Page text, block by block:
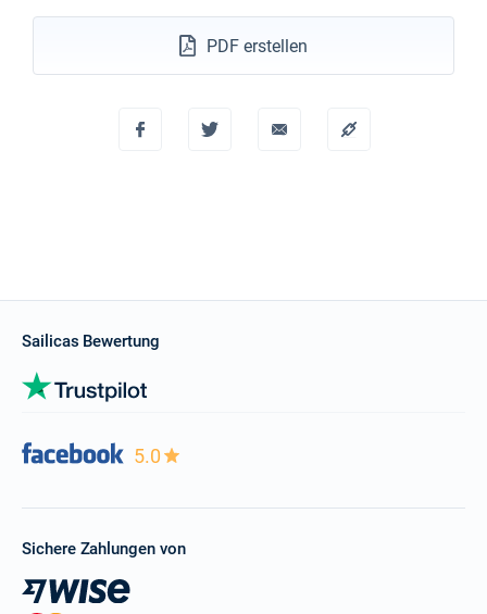
PDF erstellen
Sailicas Bewertung
5.0
Sichere Zahlungen von